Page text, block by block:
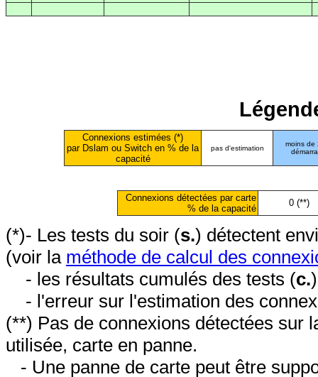
Connexions estimées (*)
par Dslam ou Switch en % de la
capacité
pas d'estimation
moins de
Connexions détectées par carte
% de la capacité
0 (**)
(*)- Les tests du soir (s.) détectent
(voir la méthode de calcul des
- les résultats cumulés des tests (c.
- l'erreur sur l'estimation des
(**) Pas de connexions détectées sur
utilisée, carte en panne.
- Une panne de carte peut être